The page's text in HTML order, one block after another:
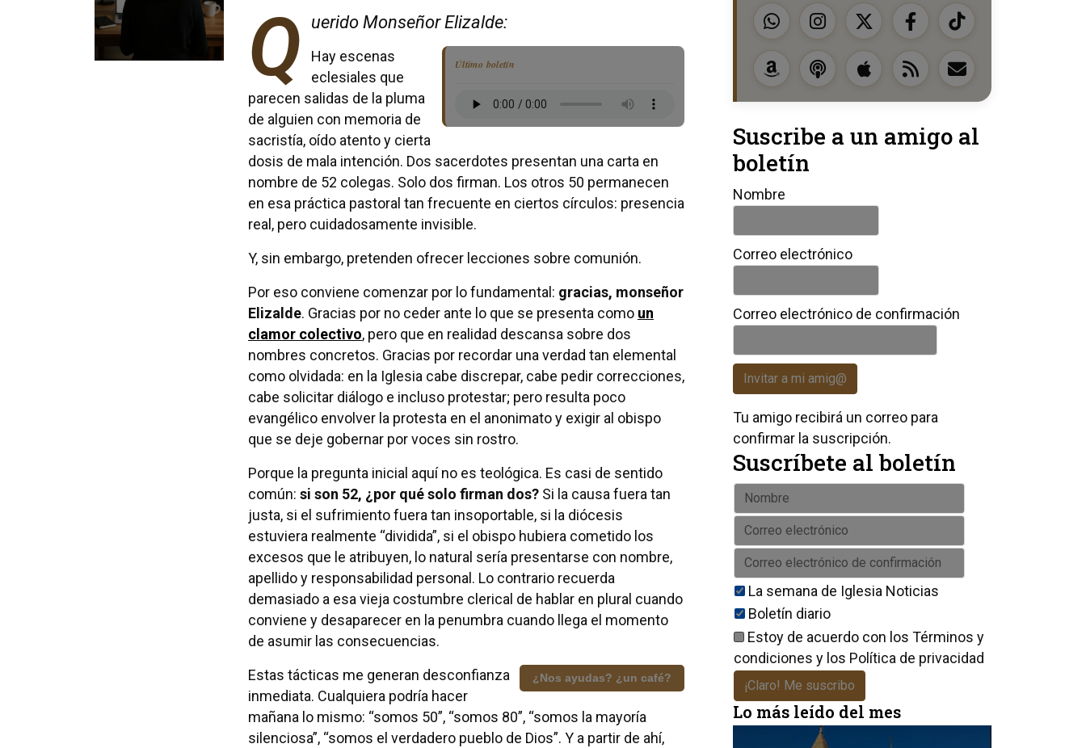
Q uerido Monseñor Elizalde:
Último boletín
Hay escenas
eclesiales que
parecen salidas de la pluma
de alguien con memoria de
sacristía, oído atento y cierta
dosis de mala intención. Dos sacerdotes presentan una carta en
nombre de 52 colegas. Solo dos firman. Los otros 50 permanecen
en esa práctica pastoral tan frecuente en ciertos círculos: presencia
real, pero cuidadosamente invisible.
Y, sin embargo, pretenden ofrecer lecciones sobre comunión.
Por eso conviene comenzar por lo fundamental: gracias, monseñor
Elizalde. Gracias por no ceder ante lo que se presenta como un
clamor colectivo, pero que en realidad descansa sobre dos
nombres concretos. Gracias por recordar una verdad tan elemental
como olvidada: en la Iglesia cabe discrepar, cabe pedir correcciones,
cabe solicitar diálogo e incluso protestar; pero resulta poco
evangélico envolver la protesta en el anonimato y exigir al obispo
que se deje gobernar por voces sin rostro.
Porque la pregunta inicial aquí no es teológica. Es casi de sentido
común: si son 52, ¿por qué solo firman dos? Si la causa fuera tan
justa, si el sufrimiento fuera tan insoportable, si la diócesis
estuviera realmente “dividida”, si el obispo hubiera cometido los
excesos que le atribuyen, lo natural sería presentarse con nombre,
apellido y responsabilidad personal. Lo contrario recuerda
demasiado a esa vieja costumbre clerical de hablar en plural cuando
conviene y desaparecer en la penumbra cuando llega el momento
de asumir las consecuencias.
¿Nos ayudas? ¿un café?
Estas tácticas me generan desconfianza
inmediata. Cualquiera podría hacer
mañana lo mismo: “somos 50”, “somos 80”, “somos la mayoría
silenciosa”, “somos el verdadero pueblo de Dios”. Y a partir de ahí,
Suscribe a un amigo al
boletín
Nombre
Correo electrónico
Correo electrónico de confirmación
Invitar a mi amig@
Tu amigo recibirá un correo para
confirmar la suscripción.
Suscríbete al boletín
La semana de Iglesia Noticias
Boletín diario
Estoy de acuerdo con los Términos y
condiciones y los Política de privacidad
¡Claro! Me suscribo
Lo más leído del mes